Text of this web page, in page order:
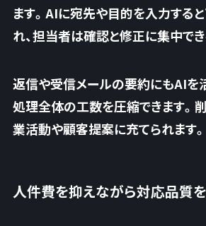
ます。AIに宛先や目的を入力する
れ、担当者は確認と修正に集中でき
返信や受信メールの要約にもAIを
処理全体の工数を圧縮できます。
業活動や顧客提案に充てられます。
人件費を抑えながら対応品質